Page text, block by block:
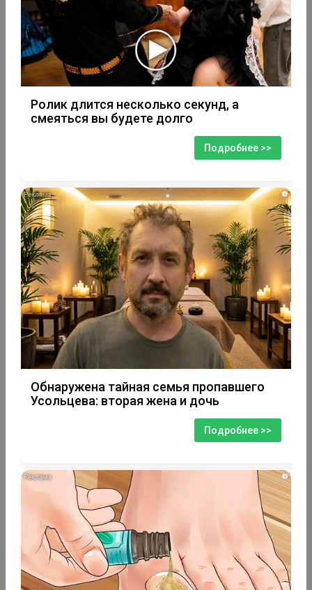
Ролик длится несколько секунд, а
смеяться вы будете долго
Подробнее >>
i
Обнаружена тайная семья пропавшего
Усольцева: вторая жена и дочь
Подробнее >>
i